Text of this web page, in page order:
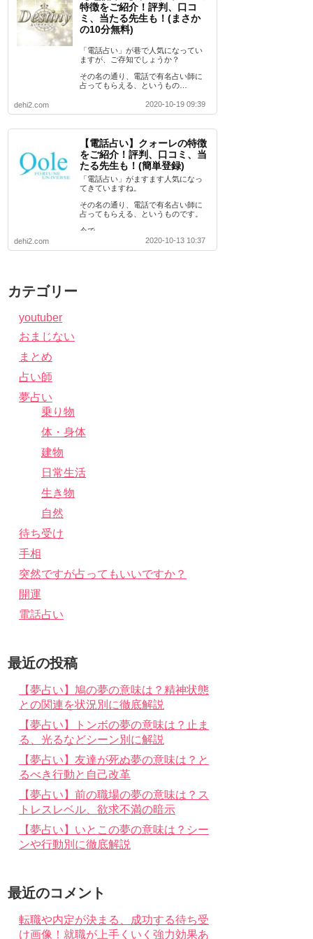
特徴をご紹介！評判、口コ
ミ、当たる先生も！(まさか
の10分無料)
「電話占い」が巷で人気になってい
ますが、ご存知でしょうか？
その名の通り、電話で有名占い師に
占ってもらえる、というもの…
dehi2.com 2020-10-19 09:39
【電話占い】クォーレの特徴
をご紹介！評判、口コミ、当
たる先生も！(簡単登録)
「電話占い」がますます人気になっ
てきていますね。
その名の通り、電話で有名占い師に
占ってもらえる、というものです。
今で…
dehi2.com
2020-10-13 10:37
カテゴリー
youtuber
おまじない
まとめ
占い師
夢占い
乗り物
体・身体
建物
日常生活
生き物
自然
待ち受け
手相
突然ですが占ってもいいですか？
開運
電話占い
最近の投稿
【夢占い】鳩の夢の意味は？精神状態
との関連を状況別に徹底解説
【夢占い】トンボの夢の意味は？止ま
る、光るなどシーン別に解説
【夢占い】友達が死ぬ夢の意味は？と
るべき行動と自己改革
【夢占い】前の職場の夢の意味は？ス
トレスレベル、欲求不満の暗示
【夢占い】いとこの夢の意味は？シー
ンや行動別に徹底解説
最近のコメント
転職や内定が決まる、成功する待ち受
け画像！就職が上手くいく強力効果あ